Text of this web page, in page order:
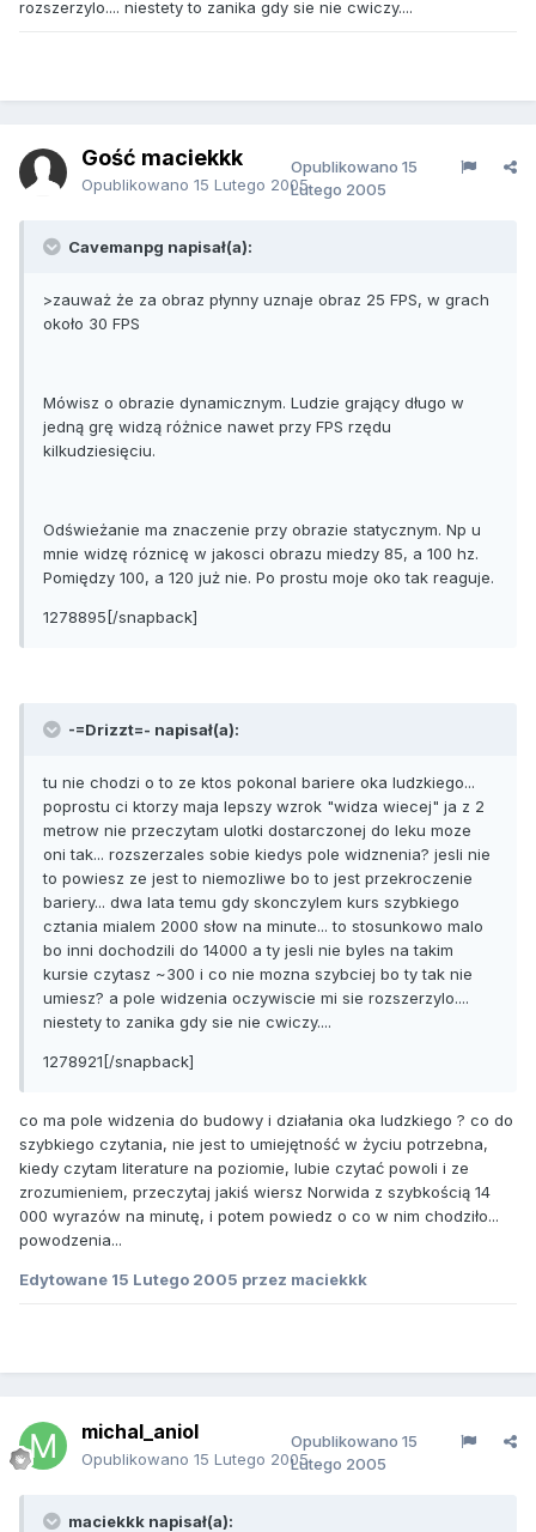
rozszerzylo.... niestety to zanika gdy sie nie cwiczy....
Gość maciekkk
Opublikowano 15 Lutego 2005
Opublikowano 15
Lutego 2005
Cavemanpg napisał(a):
>zauważ że za obraz płynny uznaje obraz 25 FPS, w grach
około 30 FPS
Mówisz o obrazie dynamicznym. Ludzie grający długo w
jedną grę widzą różnice nawet przy FPS rzędu
kilkudziesięciu.
Odświeżanie ma znaczenie przy obrazie statycznym. Np u
mnie widzę róznicę w jakosci obrazu miedzy 85, a 100 hz.
Pomiędzy 100, a 120 już nie. Po prostu moje oko tak reaguje.
1278895[/snapback]
-=Drizzt=- napisał(a):
tu nie chodzi o to ze ktos pokonal bariere oka ludzkiego...
poprostu ci ktorzy maja lepszy wzrok "widza wiecej" ja z 2
metrow nie przeczytam ulotki dostarczonej do leku moze
oni tak... rozszerzales sobie kiedys pole widznenia? jesli nie
to powiesz ze jest to niemozliwe bo to jest przekroczenie
bariery... dwa lata temu gdy skonczylem kurs szybkiego
cztania mialem 2000 słow na minute... to stosunkowo malo
bo inni dochodzili do 14000 a ty jesli nie byles na takim
kursie czytasz ~300 i co nie mozna szybciej bo ty tak nie
umiesz? a pole widzenia oczywiscie mi sie rozszerzylo....
niestety to zanika gdy sie nie cwiczy....
1278921[/snapback]
co ma pole widzenia do budowy i działania oka ludzkiego ? co do
szybkiego czytania, nie jest to umiejętność w życiu potrzebna,
kiedy czytam literature na poziomie, lubie czytać powoli i ze
zrozumieniem, przeczytaj jakiś wiersz Norwida z szybkością 14
000 wyrazów na minutę, i potem powiedz o co w nim chodziło...
powodzenia...
Edytowane 15 Lutego 2005 przez maciekkk
michal_aniol
Opublikowano 15 Lutego 2005
Opublikowano 15
Lutego 2005
maciekkk napisał(a):